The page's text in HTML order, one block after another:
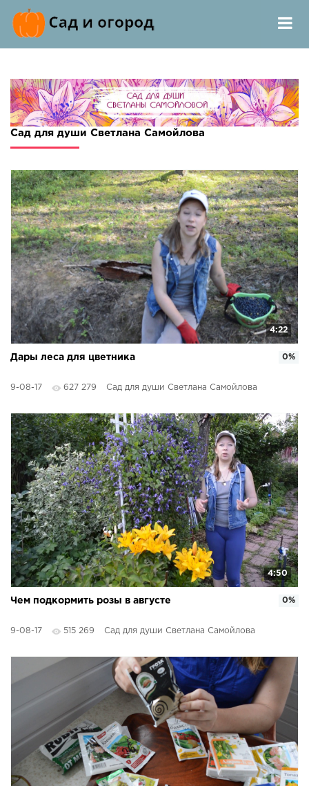
Сад для души Светлана Самойлова
4:22
Дары леса для цветника
9-08-17 627 279 Сад для души Светлана Самойлова
0%
4:50
Чем подкормить розы в августе
9-08-17 515 269 Сад для души Светлана Самойлова
0%